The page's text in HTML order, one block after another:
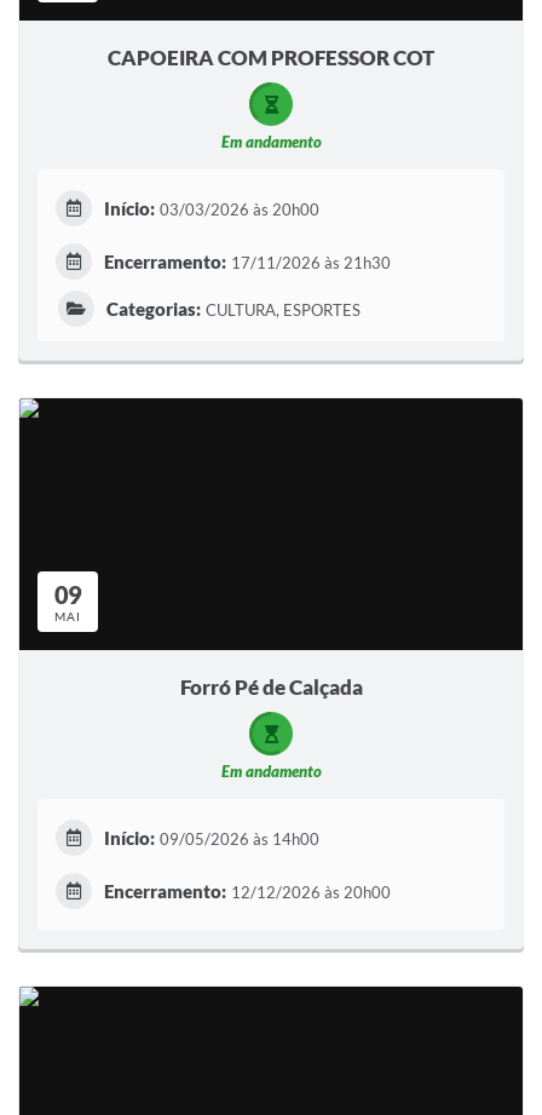
CAPOEIRA COM PROFESSOR COT
Em andamento
Início: 03/03/2026 às 20h00
Encerramento: 17/11/2026 às 21h30
Categorias: CULTURA, ESPORTES
09
MAI
Forró Pé de Calçada
Em andamento
Início: 09/05/2026 às 14h00
Encerramento: 12/12/2026 às 20h00